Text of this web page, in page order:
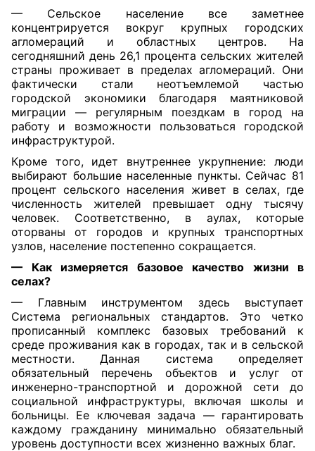
— Сельское население все заметнее
концентрируется вокруг крупных городских
агломераций и областных центров. На
сегодняшний день 26,1 процента сельских жителей
страны проживает в пределах агломераций. Они
фактически стали неотъемлемой частью
городской экономики благодаря маятниковой
миграции — регулярным поездкам в город на
работу и возможности пользоваться городской
инфраструктурой.
Кроме того, идет внутреннее укрупнение: люди
выбирают большие населенные пункты. Сейчас 81
процент сельского населения живет в селах, где
численность жителей превышает одну тысячу
человек. Соответственно, в аулах, которые
оторваны от городов и крупных транспортных
узлов, население постепенно сокращается.
— Как измеряется базовое качество жизни в
селах?
— Главным инструментом здесь выступает
Система региональных стандартов. Это четко
прописанный комплекс базовых требований к
среде проживания как в городах, так и в сельской
местности. Данная система определяет
обязательный перечень объектов и услуг от
инженерно-транспортной и дорожной сети до
социальной инфраструктуры, включая школы и
больницы. Ее ключевая задача — гарантировать
каждому гражданину минимально обязательный
уровень доступности всех жизненно важных благ.